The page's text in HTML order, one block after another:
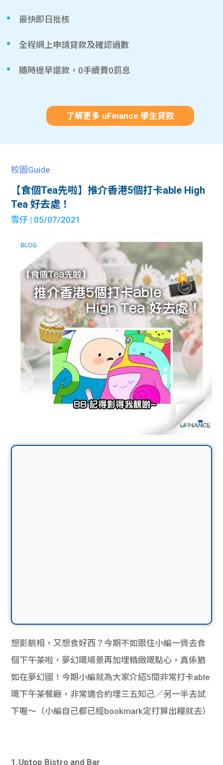
最快即日批核
全程網上申請貸款及確認過數
隨時提早還款，0手續費0罰息
了解更多 uFinance 學生貸款
校園Guide
【食個Tea先啦】推介香港5個打卡able High
Tea 好去處！
雪仔 | 05/07/2021
想影靚相，又想食好西？今期不如跟住小編一齊去食
個下午茶啦，夢幻嘅場景再加埋精緻嘅點心，真係猶
如在夢幻國！今期小編就為大家介紹5間非常打卡able
嘅下午茶餐廳，非常適合約埋三五知己／另一半去試
下喔～（小編自己都已經bookmark定打算出糧就去）
1.Uptop Bistro and Bar